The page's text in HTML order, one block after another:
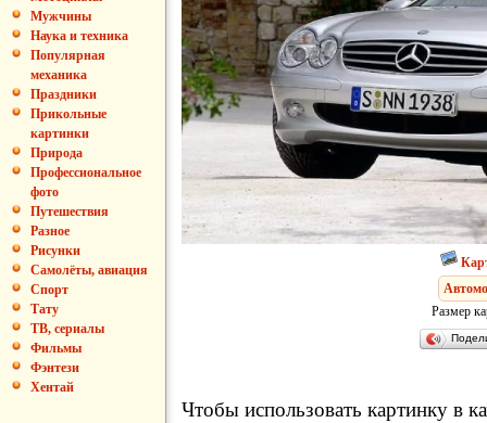
Мужчины
Наука и техника
Популярная
механика
Праздники
Прикольные
картинки
Природа
Профессиональное
фото
Путешествия
Разное
Рисунки
Самолёты, авиация
Спорт
Тату
ТВ, сериалы
Фильмы
Фэнтези
Хентай
Размер
Чтобы использовать картинку в